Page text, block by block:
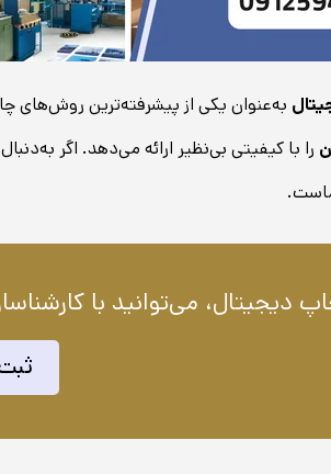
به‌عنوان یکی از پیشرفته‌ترین روش‌های
را با کیفیتی بی‌نظیر ارائه می‌دهد. اگر
می‌توانید با